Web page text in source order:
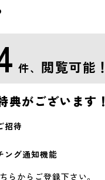
件、 閲覧可能！
典がございます！
招待
ング通知機能
らからご登録下さい。